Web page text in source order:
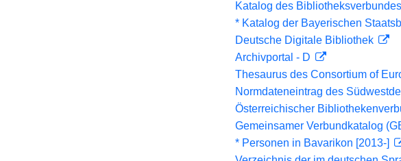
Katalog des
* Katalog der Bayerischen
Deutsche Digitale Bibliothek
Archivportal - D
Thesaurus des Consortium of
Normdateneintrag des
Österreichischer
Gemeinsamer Verbundkatalog
* Personen in Bavarikon [2013-]